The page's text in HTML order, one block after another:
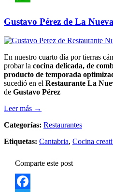
Gustavo Pérez de La
En nuestro cuarto día por tierras
probar la cocina delicada, de
producto de temporada
sucedió en el Restaurante La
de Gustavo Pérez
Leer más →
Categorías: Restaurantes
Etiquetas: Cantabria, Cocina
Comparte este post